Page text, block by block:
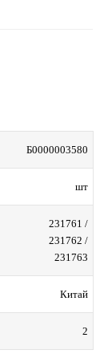
Б0000003580
шт
231761 /
231762 /
231763
Китай
2